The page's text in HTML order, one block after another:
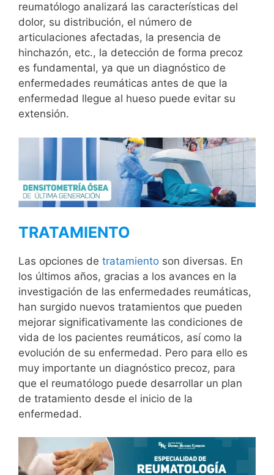
reumatólogo analizará las características del
dolor, su distribución, el número de
articulaciones afectadas, la presencia de
hinchazón, etc., la detección de forma precoz
es fundamental, ya que un diagnóstico de
enfermedades reumáticas antes de que la
enfermedad llegue al hueso puede evitar su
extensión.
TRATAMIENTO
Las opciones de tratamiento son diversas. En
los últimos años, gracias a los avances en la
investigación de las enfermedades reumáticas,
han surgido nuevos tratamientos que pueden
mejorar significativamente las condiciones de
vida de los pacientes reumáticos, así como la
evolución de su enfermedad. Pero para ello es
muy importante un diagnóstico precoz, para
que el reumatólogo puede desarrollar un plan
de tratamiento desde el inicio de la
enfermedad.